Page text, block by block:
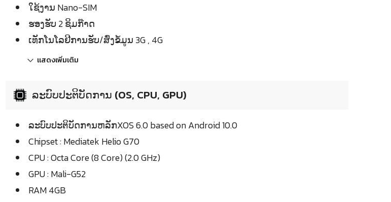
ໃຊ້ງານ Nano-SIM
ຮອງຮັບ 2 ຊິມກ໊າດ
ເທັກໂນໂລຢີການຮັບ/ສົ່ງຂໍ້ມູນ 3G , 4G
แสดงเพิ่มเติม
ລະບົບປະຕິບັດການ (OS, CPU, GPU)
ລະບົບປະຕິບັດການຫລັກXOS 6.0 based on Android 10.0
Chipset : Mediatek Helio G70
CPU : Octa Core (8 Core) (2.0 GHz)
GPU : Mali-G52
RAM 4GB